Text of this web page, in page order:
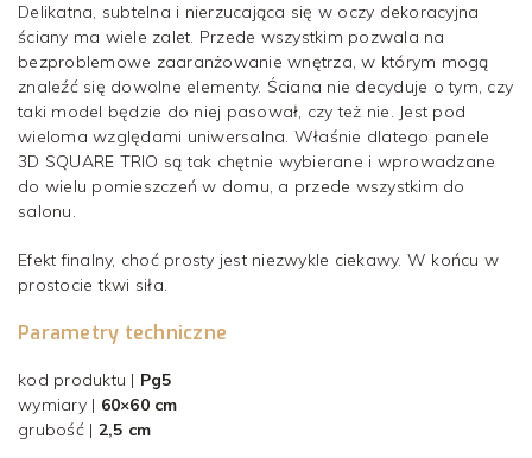
Delikatna, subtelna i nierzucająca się w oczy dekoracyjna
ściany ma wiele zalet. Przede wszystkim pozwala na
bezproblemowe zaaranżowanie wnętrza, w którym mogą
znaleźć się dowolne elementy. Ściana nie decyduje o tym, czy
taki model będzie do niej pasował, czy też nie. Jest pod
wieloma względami uniwersalna. Właśnie dlatego panele
3D SQUARE TRIO są tak chętnie wybierane i wprowadzane
do wielu pomieszczeń w domu, a przede wszystkim do
salonu.
Efekt finalny, choć prosty jest niezwykle ciekawy. W końcu w
prostocie tkwi siła.
Parametry techniczne
kod produktu | Pg5
wymiary | 60×60 cm
grubość | 2,5 cm